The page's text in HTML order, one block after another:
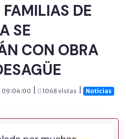
DE
SE
CON OBRA
09:04:00 1068 vistas Noticias